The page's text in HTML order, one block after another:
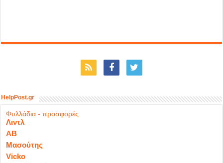
HelpPost.gr
Φυλλάδια - προσφορές
Λιντλ
ΑΒ
Μασούτης
Vicko